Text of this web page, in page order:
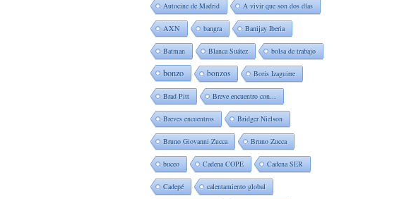
Autocine de Madrid A vivir que son dos días
AXN bangra Banijay Iberia
Batman Blanca Suátez bolsa de trabajo
bonzo bonzos Boris Izaguirre
Brad Pitt Breve encuentro con...
Breves encuentros Bridger Nielson
Bruno Giovanni Zucca Bruno Zucca
buceo Cadena COPE Cadena SER
Cadepé calentamiento global